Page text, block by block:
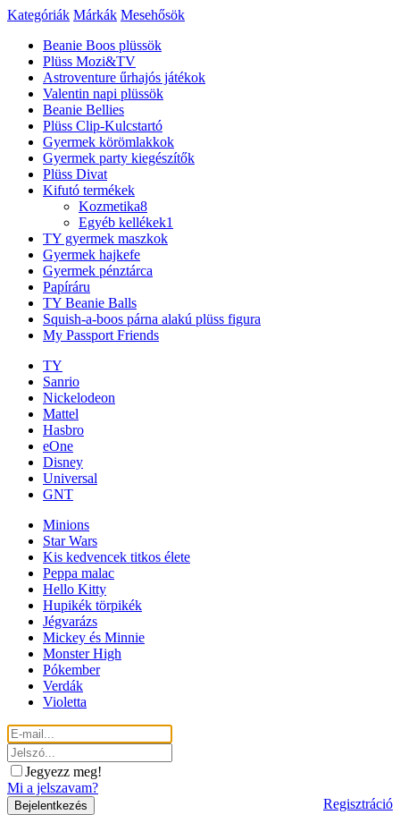
Kategóriák Márkák Mesehősök
Beanie Boos plüssök
Plüss Mozi&TV
Astroventure űrhajós játékok
Valentin napi plüssök
Beanie Bellies
Plüss Clip-Kulcstartó
Gyermek körömlakkok
Gyermek party kiegészítők
Plüss Divat
Kifutó termékek
Kozmetika8
Egyéb kellékek1
TY gyermek maszkok
Gyermek hajkefe
Gyermek pénztárca
Papíráru
TY Beanie Balls
Squish-a-boos párna alakú plüss figura
My Passport Friends
TY
Sanrio
Nickelodeon
Mattel
Hasbro
eOne
Disney
Universal
GNT
Minions
Star Wars
Kis kedvencek titkos élete
Peppa malac
Hello Kitty
Hupikék törpikék
Jégvarázs
Mickey és Minnie
Monster High
Pókember
Verdák
Violetta
Jegyezz meg!
Mi a jelszavam?
Regisztráció